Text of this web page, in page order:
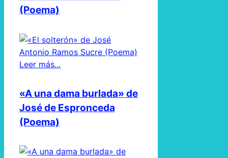
(Poema)
Leer más...
«A una dama burlada» de
José de Espronceda
(Poema)